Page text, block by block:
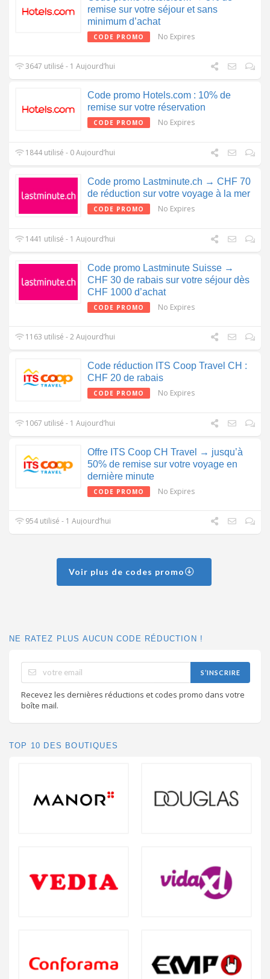
remise sur votre séjour et sans
minimum d’achat
CODE PROMO No Expires
3647 utilisé - 1 Aujourd’hui
Code promo Hotels.com : 10% de
remise sur votre réservation
CODE PROMO No Expires
1844 utilisé - 0 Aujourd’hui
Code promo Lastminute.ch → CHF 70
de réduction sur votre voyage à la mer
CODE PROMO No Expires
1441 utilisé - 1 Aujourd’hui
Code promo Lastminute Suisse →
CHF 30 de rabais sur votre séjour dès
CHF 1000 d’achat
CODE PROMO No Expires
1163 utilisé - 2 Aujourd’hui
Code réduction ITS Coop Travel CH :
CHF 20 de rabais
CODE PROMO No Expires
1067 utilisé - 1 Aujourd’hui
Offre ITS Coop CH Travel → jusqu’à
50% de remise sur votre voyage en
dernière minute
CODE PROMO No Expires
954 utilisé - 1 Aujourd’hui
Voir plus de codes promo
NE RATEZ PLUS AUCUN CODE RÉDUCTION !
S’INSCRIRE
Recevez les dernières réductions et codes promo dans votre
boîte mail.
TOP 10 DES BOUTIQUES